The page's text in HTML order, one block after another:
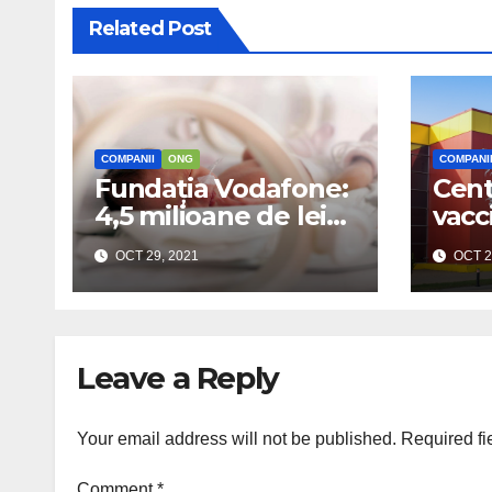
Related Post
COMPANII ONG
Fundația Vodafone:
4,5 milioane de lei
pentru șase secții
de neonatologie
OCT 29, 2021
COMPANII
OCT
Leave a Reply
Your email address will not be published. Required